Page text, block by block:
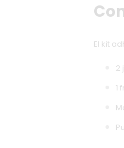
El kit
2
1